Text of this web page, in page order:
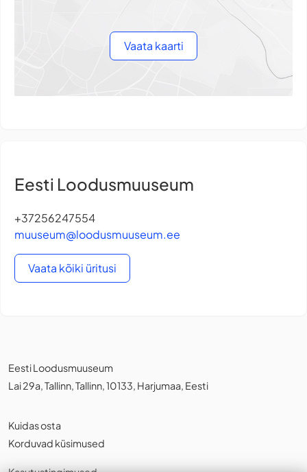
Vaata kaarti
Eesti Loodusmuuseum
+37256247554
muuseum@loodusmuuseum.ee
Vaata kõiki üritusi
Eesti Loodusmuuseum
Lai 29a, Tallinn, Tallinn, 10133, Harjumaa, Eesti
Kuidas osta
Korduvad küsimused